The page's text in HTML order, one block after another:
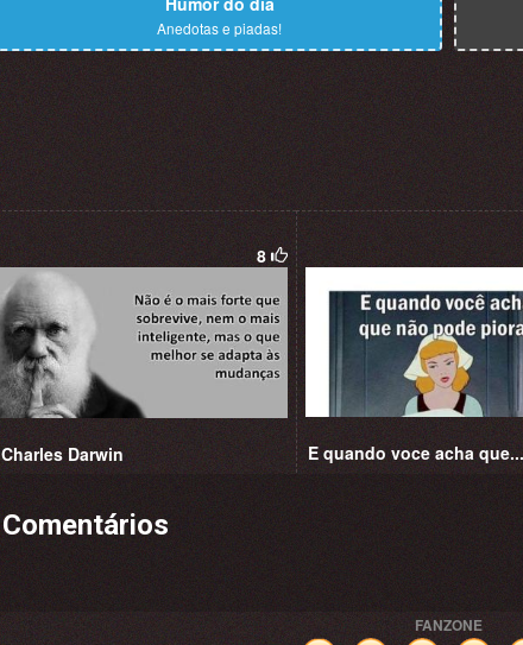
Anedotas e piadas!
8
Charles Darwin E quando voce acha que...
Comentários
FANZONE